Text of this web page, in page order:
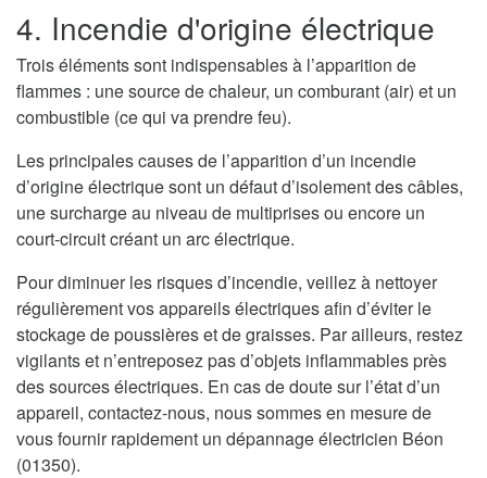
4. Incendie d'origine électrique
Trois éléments sont indispensables à l’apparition de
flammes : une source de chaleur, un comburant (air) et un
combustible (ce qui va prendre feu).
Les principales causes de l’apparition d’un incendie
d’origine électrique sont un défaut d’isolement des câbles,
une surcharge au niveau de multiprises ou encore un
court-circuit créant un arc électrique.
Pour diminuer les risques d’incendie, veillez à nettoyer
régulièrement vos appareils électriques afin d’éviter le
stockage de poussières et de graisses. Par ailleurs, restez
vigilants et n’entreposez pas d’objets inflammables près
des sources électriques. En cas de doute sur l’état d’un
appareil, contactez-nous, nous sommes en mesure de
vous fournir rapidement un dépannage électricien Béon
(01350).